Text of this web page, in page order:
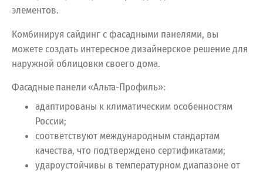
элементов.
Комбинируя сайдинг с фасадными панелями, вы
можете создать интересное дизайнерское решение для
наружной облицовки своего дома.
Фасадные панели «Альта-Профиль»:
адаптированы к климатическим особенностям
России;
соответствуют международным стандартам
качества, что подтверждено сертификатами;
удароустойчивы в температурном диапазоне от